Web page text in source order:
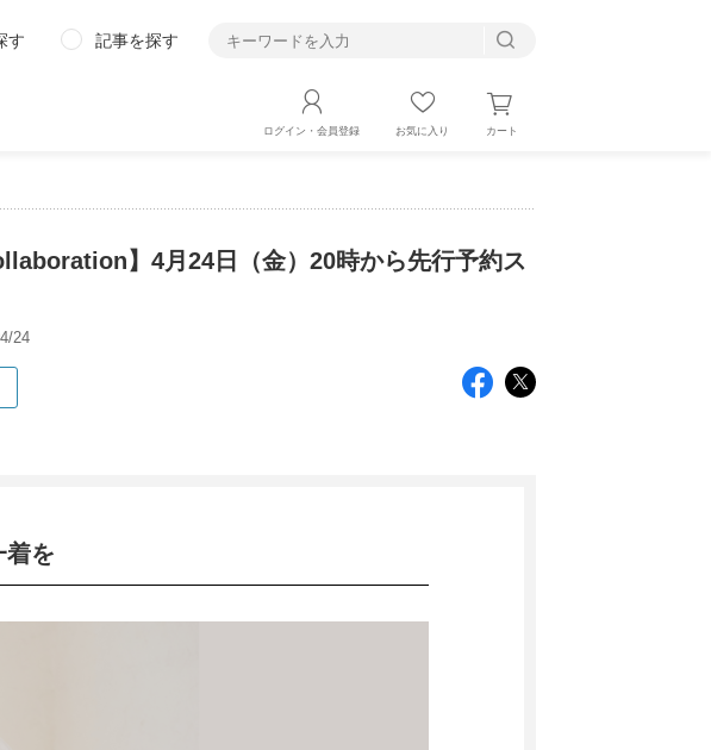
す 記事を探す
ログイン・会員登録 お気に入り カート
】4月24日（金）20時から先行予約ス
24
着を